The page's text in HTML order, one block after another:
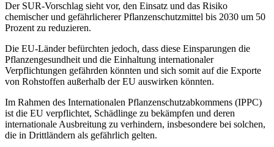
Der SUR-Vorschlag sieht vor, den Einsatz und das Risiko
chemischer und gefährlicherer Pflanzenschutzmittel bis 2030 um 50
Prozent zu reduzieren.
Die EU-Länder befürchten jedoch, dass diese Einsparungen die
Pflanzengesundheit und die Einhaltung internationaler
Verpflichtungen gefährden könnten und sich somit auf die Exporte
von Rohstoffen außerhalb der EU auswirken könnten.
Im Rahmen des Internationalen Pflanzenschutzabkommens (IPPC)
ist die EU verpflichtet, Schädlinge zu bekämpfen und deren
internationale Ausbreitung zu verhindern, insbesondere bei solchen,
die in Drittländern als gefährlich gelten.